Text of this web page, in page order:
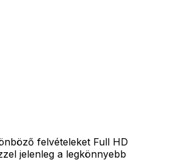
felvételeket Full HD
jelenleg a legkönnyebb